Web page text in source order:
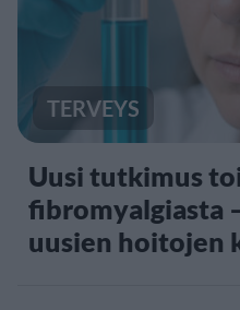
TERVEYS
Uusi tutkimus
fibromyalgiasta
uusien hoitojen